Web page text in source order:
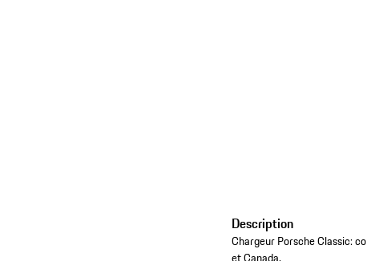
Description
Chargeur Porsche Classic: